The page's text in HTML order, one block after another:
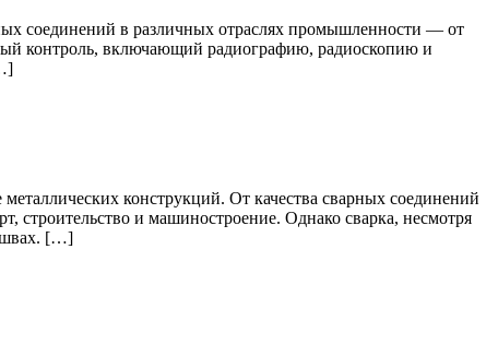
соединений в различных отраслях промышленности — от
контроль, включающий радиографию, радиоскопию и
конструкций. От качества сварных соединений
строительство и машиностроение. Однако сварка, несмотря
швах. […]